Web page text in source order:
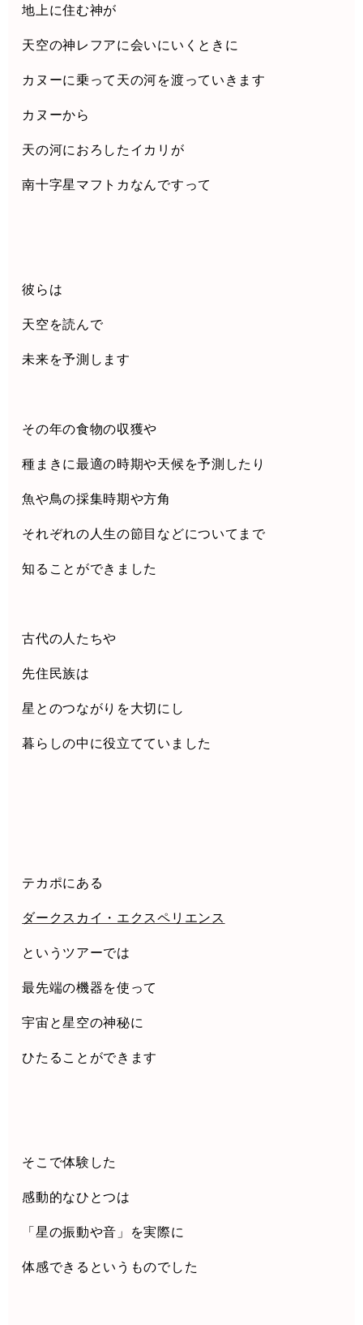
地上に住む神が
天空の神レフアに会いにいくときに
カヌーに乗って天の河を渡っていきます
カヌーから
天の河におろしたイカリが
南十字星マフトカなんですって
彼らは
天空を読んで
未来を予測します
その年の食物の収獲や
種まきに最適の時期や天候を予測したり
魚や鳥の採集時期や方角
それぞれの人生の節目などについてまで
知ることができました
古代の人たちや
先住民族は
星とのつながりを大切にし
暮らしの中に役立てていました
テカポにある
ダークスカイ・エクスペリエンス
というツアーでは
最先端の機器を使って
宇宙と星空の神秘に
ひたることができます
そこで体験した
感動的なひとつは
「星の振動や音」を実際に
体感できるというものでした